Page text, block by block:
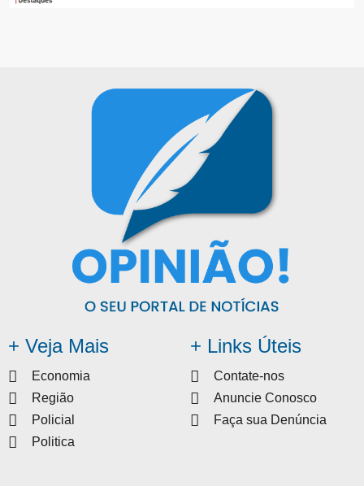
+ Veja Mais
Economia
Região
Policial
Politica
+ Links Úteis
Contate-nos
Anuncie Conosco
Faça sua Denúncia